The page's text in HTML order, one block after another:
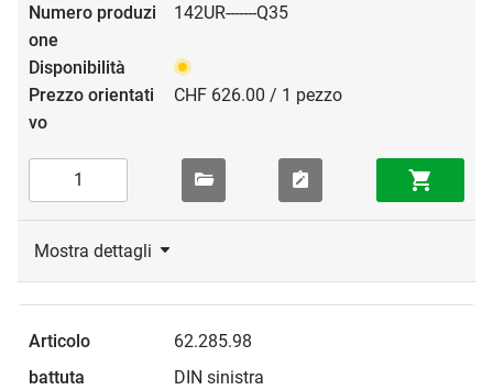
142UR-------Q35
CHF 626.00 / 1 pezzo
Mostra dettagli
62.285.98
DIN sinistra